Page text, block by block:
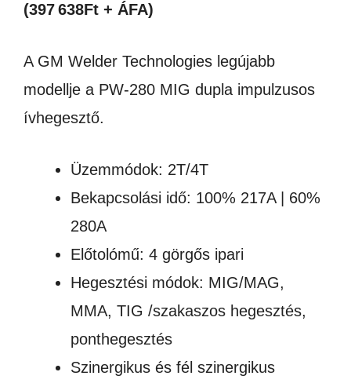
(397 638Ft + ÁFA)
A GM Welder Technologies legújabb
modellje a PW-280 MIG dupla impulzusos
ívhegesztő.
Üzemmódok: 2T/4T
Bekapcsolási idő: 100% 217A | 60%
280A
Előtolómű: 4 görgős ipari
Hegesztési módok: MIG/MAG,
MMA, TIG /szakaszos hegesztés,
ponthegesztés
Szinergikus és fél szinergikus